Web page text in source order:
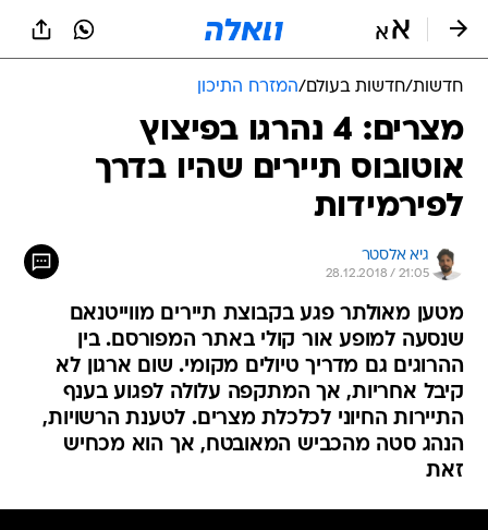
חדשות/חדשות בעולם/המזרח התיכון
מצרים: 4 נהרגו בפיצוץ
אוטובוס תיירים שהיו בדרך
לפירמידות
גיא אלסטר
28.12.2018 / 21:05
מטען מאולתר פגע בקבוצת תיירים מווייטנאם
שנסעה למופע אור קולי באתר המפורסם. בין
ההרוגים גם מדריך טיולים מקומי. שום ארגון לא
קיבל אחריות, אך המתקפה עלולה לפגוע בענף
התיירות החיוני לכלכלת מצרים. לטענת הרשויות,
הנהג סטה מהכביש המאובטח, אך הוא מכחיש
זאת